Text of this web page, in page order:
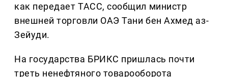
как передает ТАСС, сообщил министр
внешней торговли ОАЭ Тани бен Ахмед аз-
Зейуди.
На государства БРИКС пришлась почти
треть ненефтяного товарооборота